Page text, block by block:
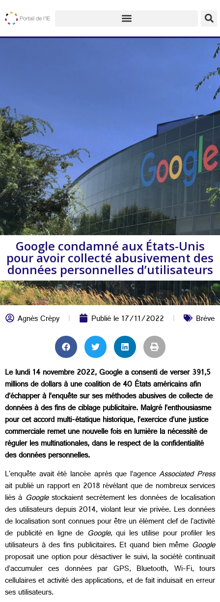
Google condamné aux États-Unis
pour avoir collecté abusivement des
données personnelles d’utilisateurs
Agnès Crépy Publié le17/11/2022 Brève
Le lundi 14 novembre 2022, Google a consenti de verser 391,5
millions de dollars à une coalition de 40 États américains afin
d’échapper à l’enquête sur ses méthodes abusives de collecte de
données à des fins de ciblage publicitaire. Malgré l’enthousiasme
pour cet accord multi-étatique historique, l’exercice d’une justice
commerciale remet une nouvelle fois en lumière la nécessité de
réguler les multinationales, dans le respect de la confidentialité
des données personnelles.
L'enquête avait été lancée après que l’agenceAssociated Press
ait publié un rapport en 2018 révélant que de nombreux services
liés à Googlestockaient secrètement les données de localisation
des utilisateurs depuis 2014, violant leur vie privée. Les données
de localisation sont connues pour être un élément clef de l'activité
de publicité en ligne de Google, qui les utilise pour profiler les
utilisateurs à des fins publicitaires. Et quand bien même Google
proposait une option pour désactiver le suivi, la société continuait
d’accumuler ces données par GPS, Bluetooth, Wi-Fi, tours
cellulaires et activité des applications, et de fait induisait en erreur
ses utilisateurs.